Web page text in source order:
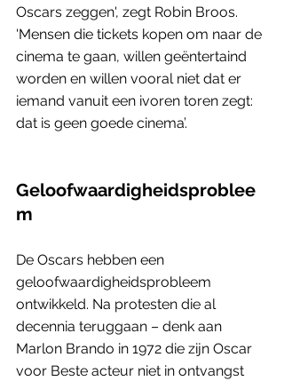
Oscars zeggen', zegt Robin Broos.
'Mensen die tickets kopen om naar de
cinema te gaan, willen geëntertaind
worden en willen vooral niet dat er
iemand vanuit een ivoren toren zegt:
dat is geen goede cinema’.
Geloofwaardigheidsproblee
m
De Oscars hebben een
geloofwaardigheidsprobleem
ontwikkeld. Na protesten die al
decennia teruggaan – denk aan
Marlon Brando in 1972 die zijn Oscar
voor Beste acteur niet in ontvangst